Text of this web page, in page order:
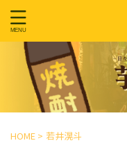
HOME > 若井滉斗